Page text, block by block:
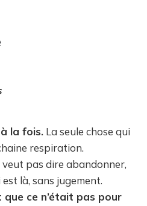
la fois. La seule chose qui
respiration.
veut pas dire abandonner,
là, sans jugement.
que ce n’était pas pour